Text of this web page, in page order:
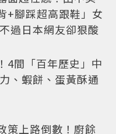
+腳踩超高跟鞋」女
過日本網友卻狠酸
4間「百年歷史」中
、蝦餅、蛋黃酥通
策上路倒數！廚餘